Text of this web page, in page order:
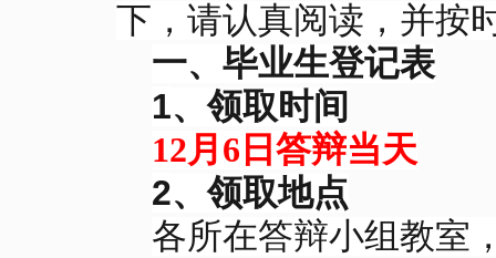
下，请认真阅读，并按
一、毕业生登记表
1、领取时间
12月6日答辩当天
2、领取地点
各所在答辩小组教室